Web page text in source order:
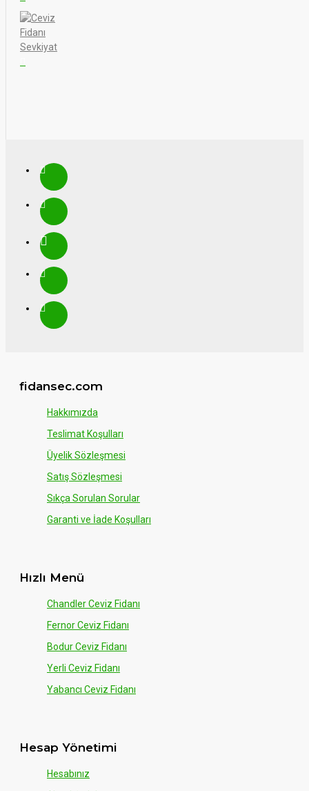
fidansec.com
Hakkımızda
Teslimat Koşulları
Üyelik Sözleşmesi
Satış Sözleşmesi
Sıkça Sorulan Sorular
Garanti ve İade Koşulları
Hızlı Menü
Chandler Ceviz Fidanı
Fernor Ceviz Fidanı
Bodur Ceviz Fidanı
Yerli Ceviz Fidanı
Yabancı Ceviz Fidanı
Hesap Yönetimi
Hesabınız